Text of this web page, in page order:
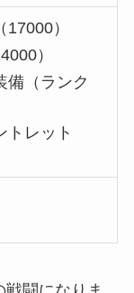
）
）
備（ランク
トレット